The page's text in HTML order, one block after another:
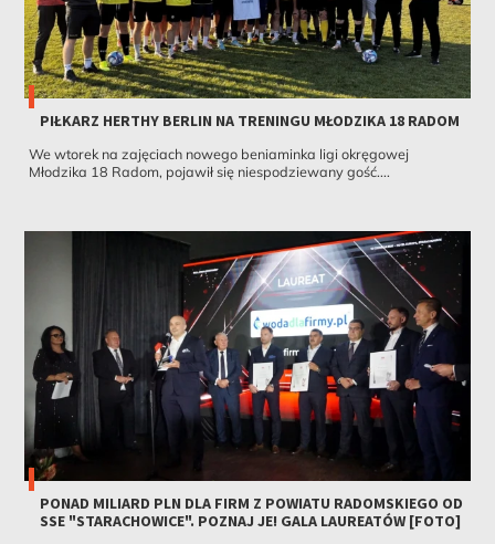
PIŁKARZ HERTHY BERLIN NA TRENINGU MŁODZIKA 18 RADOM
We wtorek na zajęciach nowego beniaminka ligi okręgowej
Młodzika 18 Radom, pojawił się niespodziewany gość....
PONAD MILIARD PLN DLA FIRM Z POWIATU RADOMSKIEGO OD
SSE "STARACHOWICE". POZNAJ JE! GALA LAUREATÓW [FOTO]